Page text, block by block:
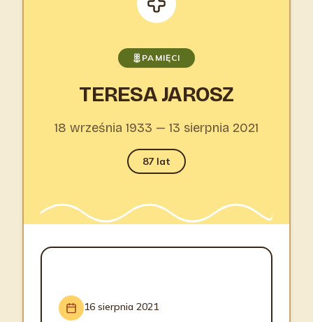
PAMIĘCI
TERESA JAROSZ
18 września 1933 — 13 sierpnia 2021
87 lat
16 sierpnia 2021